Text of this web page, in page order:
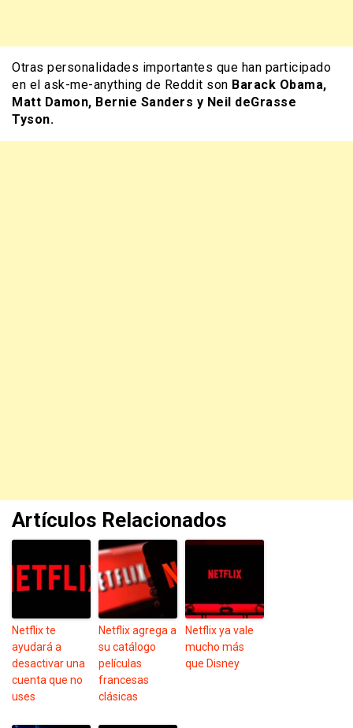
Otras personalidades importantes que han participado
en el ask-me-anything de Reddit son Barack Obama,
Matt Damon, Bernie Sanders y Neil deGrasse
Tyson.
Artículos Relacionados
Netflix te
ayudará a
desactivar una
cuenta que no
uses
Netflix agrega a
su catálogo
películas
francesas
clásicas
Netflix ya vale
mucho más
que Disney